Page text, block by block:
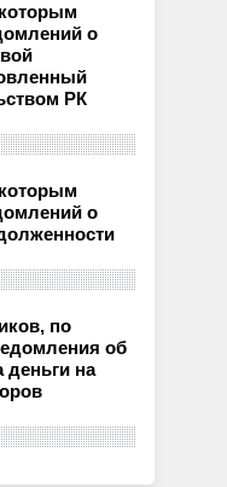
о
РК
о
по
об
деньги на